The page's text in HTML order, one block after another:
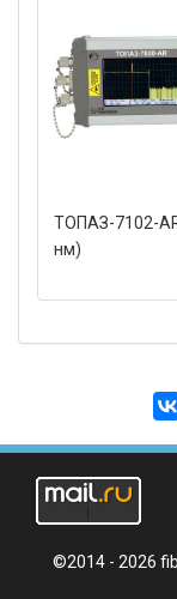
ТОПАЗ-7102-
нм)
©2014 - 2026